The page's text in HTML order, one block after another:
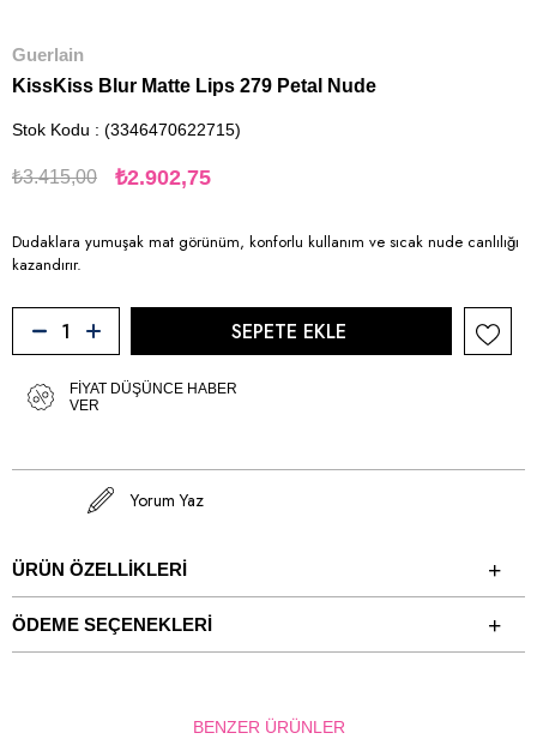
Guerlain
KissKiss Blur Matte Lips 279 Petal Nude
Stok Kodu (3346470622715)
₺3.415,00 ₺2.902,75
Dudaklara yumuşak mat görünüm, konforlu kullanım ve sıcak nude canlılığı
kazandırır.
FIYAT DÜŞÜNCE HABER
VER
Yorum Yaz
ÜRÜN ÖZELLIKLERI
ÖDEME SEÇENEKLERI
BENZER ÜRÜNLER